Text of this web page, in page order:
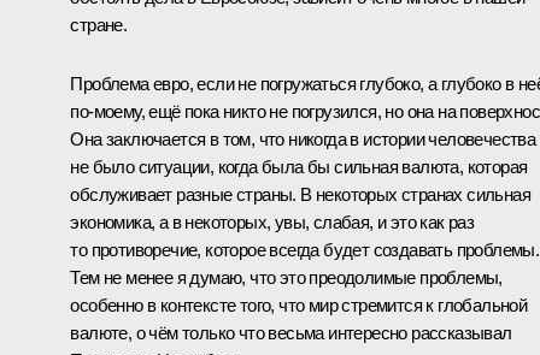
стране.
Проблема евро, если не погружаться глубоко, а глубоко в
по‑моему, ещё пока никто не погрузился, но она на
Она заключается в том, что никогда в истории человечества
не было ситуации, когда была бы сильная валюта, которая
обслуживает разные страны. В некоторых странах сильная
экономика, а в некоторых, увы, слабая, и это как раз
то противоречие, которое всегда будет создавать проблемы.
Тем не менее я думаю, что это преодолимые проблемы,
особенно в контексте того, что мир стремится к глобальной
валюте, о чём только что весьма интересно рассказывал